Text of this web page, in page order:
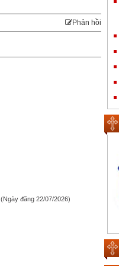
Phản hồi
(Ngày đăng 22/07/2026)